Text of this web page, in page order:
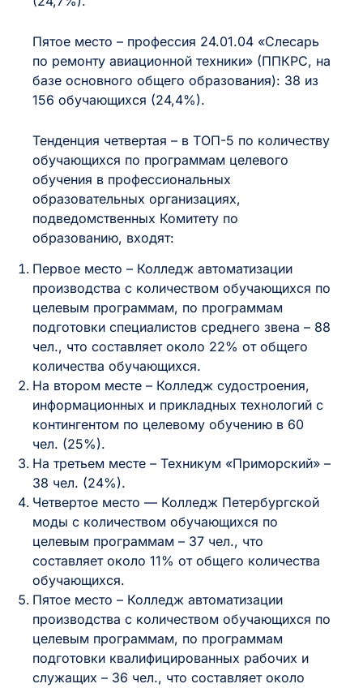
Пятое место – профессия 24.01.04 «Слесарь
по ремонту авиационной техники» (ППКРС, на
базе основного общего образования): 38 из
156 обучающихся (24,4%).
Тенденция четвертая – в ТОП-5 по количеству
обучающихся по программам целевого
обучения в профессиональных
образовательных организациях,
подведомственных Комитету по
образованию, входят:
Первое место – Колледж автоматизации
производства с количеством обучающихся по
целевым программам, по программам
подготовки специалистов среднего звена – 88
чел., что составляет около 22% от общего
количества обучающихся.
На втором месте – Колледж судостроения,
информационных и прикладных технологий с
контингентом по целевому обучению в 60
чел. (25%).
На третьем месте – Техникум «Приморский» –
38 чел. (24%).
Четвертое место — Колледж Петербургской
моды с количеством обучающихся по
целевым программам – 37 чел., что
составляет около 11% от общего количества
обучающихся.
Пятое место – Колледж автоматизации
производства с количеством обучающихся по
целевым программам, по программам
подготовки квалифицированных рабочих и
служащих – 36 чел., что составляет около